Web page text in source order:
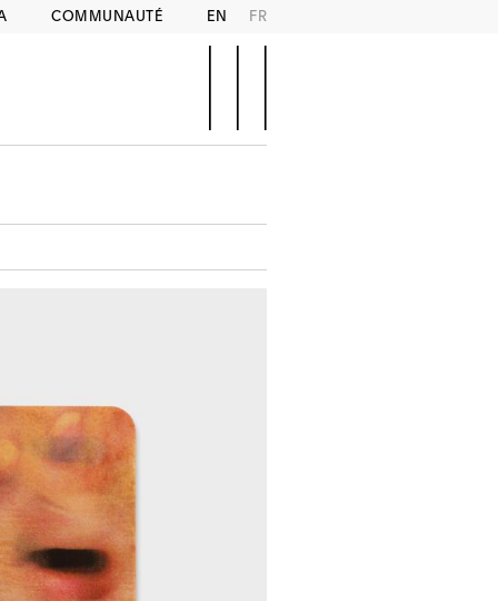
COMMUNAUTÉ EN FR